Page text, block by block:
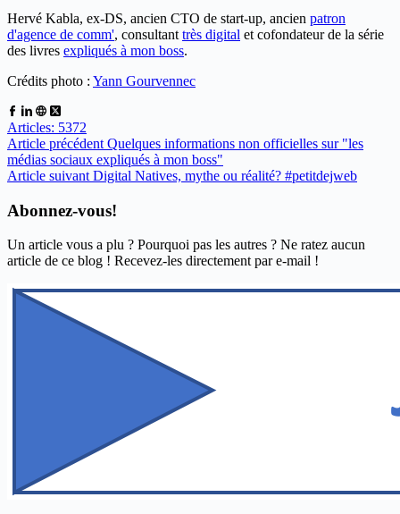
Hervé Kabla, ex-DS, ancien CTO de start-up, ancien patron
d'agence de comm', consultant très digital et cofondateur de la série
des livres expliqués à mon boss.
Crédits photo : Yann Gourvennec
Articles: 5372
Article précédent Quelques informations non officielles sur "les
médias sociaux expliqués à mon boss"
Article suivant Digital Natives, mythe ou réalité? #petitdejweb
Abonnez-vous!
Un article vous a plu ? Pourquoi pas les autres ? Ne ratez aucun
article de ce blog ! Recevez-les directement par e-mail !